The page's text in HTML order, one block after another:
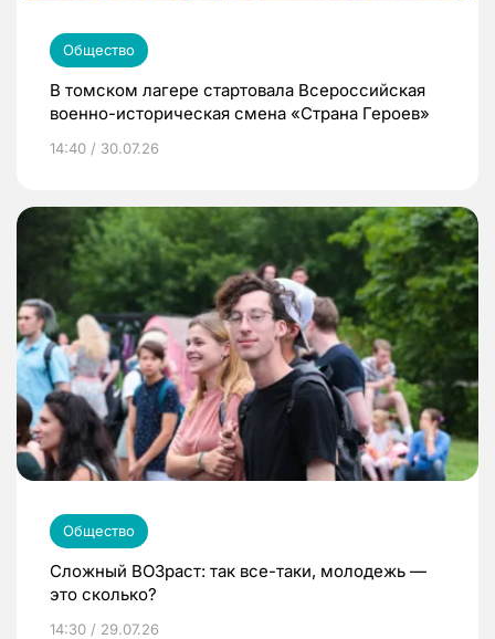
Общество
В томском лагере стартовала Всероссийская
военно-историческая смена «Страна Героев»
14:40 / 30.07.26
Общество
Сложный ВОЗраст: так все-таки, молодежь —
это сколько?
14:30 / 29.07.26